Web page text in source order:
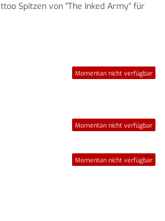
Spitzen von "The Inked Army" für
Momentan nicht verfügbar
Momentan nicht verfügbar
Momentan nicht verfügbar